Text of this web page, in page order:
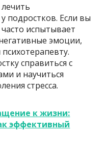
подростков. Если вы
испытывает
эмоции,
справиться с
и научиться
стресса.
к жизни:
эффективный